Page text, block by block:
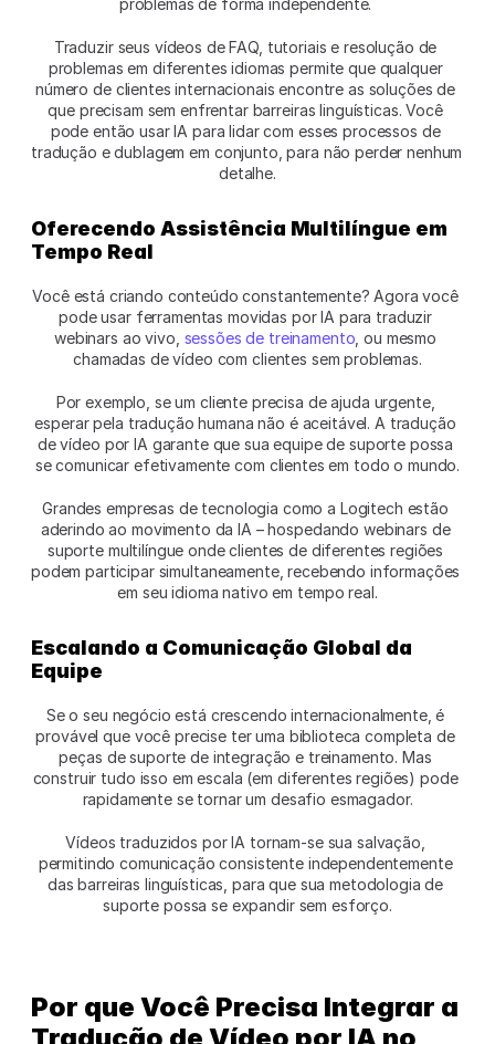
problemas de forma independente.
Traduzir seus vídeos de FAQ, tutoriais e resolução de
problemas em diferentes idiomas permite que qualquer
número de clientes internacionais encontre as soluções de
que precisam sem enfrentar barreiras linguísticas. Você
pode então usar IA para lidar com esses processos de
tradução e dublagem em conjunto, para não perder nenhum
detalhe.
Oferecendo Assistência Multilíngue em
Tempo Real
Você está criando conteúdo constantemente? Agora você
pode usar ferramentas movidas por IA para traduzir
webinars ao vivo, sessões de treinamento , ou mesmo
chamadas de vídeo com clientes sem problemas.
Por exemplo, se um cliente precisa de ajuda urgente,
esperar pela tradução humana não é aceitável. A tradução
de vídeo por IA garante que sua equipe de suporte possa
se comunicar efetivamente com clientes em todo o mundo.
Grandes empresas de tecnologia como a Logitech estão
aderindo ao movimento da IA – hospedando webinars de
suporte multilíngue onde clientes de diferentes regiões
podem participar simultaneamente, recebendo informações
em seu idioma nativo em tempo real.
Escalando a Comunicação Global da
Equipe
Se o seu negócio está crescendo internacionalmente, é
provável que você precise ter uma biblioteca completa de
peças de suporte de integração e treinamento. Mas
construir tudo isso em escala (em diferentes regiões) pode
rapidamente se tornar um desafio esmagador.
Vídeos traduzidos por IA tornam-se sua salvação,
permitindo comunicação consistente independentemente
das barreiras linguísticas, para que sua metodologia de
suporte possa se expandir sem esforço.
Por que Você Precisa Integrar a